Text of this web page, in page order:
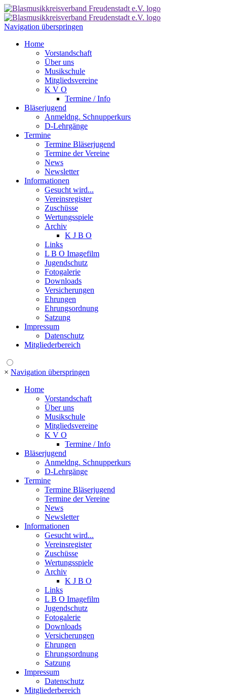
Navigation überspringen
Home
Vorstandschaft
Über uns
Musikschule
Mitgliedsvereine
K V O
Termine / Info
Bläserjugend
Anmeldng. Schnupperkurs
D-Lehrgänge
Termine
Termine Bläserjugend
Termine der Vereine
News
Newsletter
Informationen
Gesucht wird...
Vereinsregister
Zuschüsse
Wertungsspiele
Archiv
K J B O
Links
L B O Imagefilm
Jugendschutz
Fotogalerie
Downloads
Versicherungen
Ehrungen
Ehrungsordnung
Satzung
Impressum
Datenschutz
Mitgliederbereich
× Navigation überspringen
Home
Vorstandschaft
Über uns
Musikschule
Mitgliedsvereine
K V O
Termine / Info
Bläserjugend
Anmeldng. Schnupperkurs
D-Lehrgänge
Termine
Termine Bläserjugend
Termine der Vereine
News
Newsletter
Informationen
Gesucht wird...
Vereinsregister
Zuschüsse
Wertungsspiele
Archiv
K J B O
Links
L B O Imagefilm
Jugendschutz
Fotogalerie
Downloads
Versicherungen
Ehrungen
Ehrungsordnung
Satzung
Impressum
Datenschutz
Mitgliederbereich